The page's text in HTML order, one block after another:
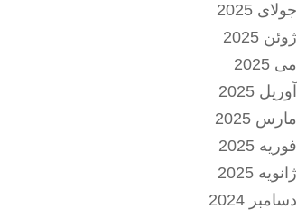
جولای 2025
ژوئن 2025
می 2025
آوریل 2025
مارس 2025
فوریه 2025
ژانویه 2025
دسامبر 2024